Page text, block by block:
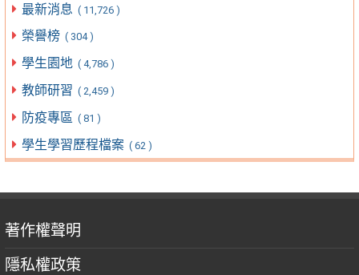
最新消息 ( 11,726 )
榮譽榜 ( 304 )
學生園地 ( 4,786 )
教師研習 ( 2,459 )
防疫專區 ( 81 )
學生學習歷程檔案 ( 62 )
著作權聲明
隱私權政策